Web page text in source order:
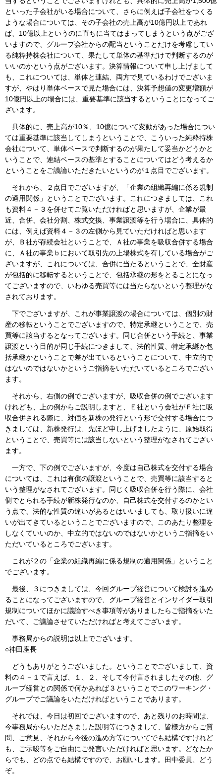
といった子会社がいる場合について、さらに例えば子会社をつくる
ような場合については、その子会社の売上高が10億円以上であれ
ば、10億以上というのに直ちに当てはまってしまうという点がござ
いますので、グループ会社からの配当ということだけを考慮してい
る純粋持株会社について、果たして単体の基準だけで判断するのが
いいのかという点がございます。決算情報について申し上げまして
も、これについては、単体と連結、両方で見ているわけでございま
すが、やはり単体ベースで見た場合には、決算予想値の変更増額が
10億円以上の場合には、重要基準に該当するということになってご
ざいます。
具体的に、売上高が10％、10億について変動があった場合につい
ては重要基準に該当してしまうということで、こういった純粋持株
会社について、単体ベースで判断するのが果たして妥当かどうかと
いうことで、連結ベースの基準とすることについてはどう考えるか
ということをご議論いただきたいというのが１点目でございます。
それから、２点目でございますが、「企業の組織再編に係る規制
の適用関係」ということでございます。これにつきましては、これ
も資料４－３を併せてご覧いただければと思いますが、企業が最
近、合併、会社分割、株式交換、事業譲渡等を行う場合に、具体的
には、例えば資料４－３の左側から見ていただければと思います
が、Ｂ社が存続会社ということで、Ａ社の事業を吸収合併する場合
に、Ａ社の事業ｂにおいて取引先の上場株式を有している場合がご
ざいますが、これについては、合併に当たるということで、全財産
が包括的に移転するということで、包括承継の形をとることになっ
てございますので、いわゆる売買等には当たらないという整理がな
されております。
下でございますが、これが事業譲渡の場合については、個別の財
産の移転ということでございますので、特定承継ということで、売
買等に該当するとなってございます。同じ合併という手続と、事業
譲渡という目的が同じ手続につきまして、法的性質、特定承継か包
括承継かということで差が出ているということについて、中立的で
はないのではないかというご指摘をいただいているところでござい
ます。
それから、右側の例でございますが、吸収合併の例でございます
けれども、上の例からご説明しますと、Ｅ社という会社がＦ社に吸
収合併される際に、対価を新株の発行という形で交付する場合につ
きましては、新株発行は、先ほど申し上げましたように、原始取得
ということで、売買等には該当しないという整理がなされてござい
ます。
一方で、下の例でございますが、今度は自己株式を交付する場合
については、これは有償の譲渡ということで、売買等に該当すると
いう整理がなされてございます。同じく吸収合併を行う際に、会社
側でとられる手続が新株発行なのか、自己株式を交付するのかとい
う点で、法的な性質の違いがあるとはいいましても、取り扱いに違
いが出てきているということでございますので、このあたり整理を
しなくていいのか、中立的ではないのではないかというご指摘をい
ただいているところでございます。
これが２の「企業の組織再編に係る規制の適用関係」ということ
でございます。
最後、３につきましては、今回グループ経営について検討を進め
ることになってございますので、グループ経営とインサイダー取引
規制についてほかに議論すべき事項等がありましたらご指摘をいた
だいて、ご議論させていただければと考えてございます。
事務局からの説明は以上でございます。
○神田座長
どうもありがとうございました。ということでございまして、資
料の４－１で言えば、１、２、そして今付言されましたその他、グ
ループ経営との関係で何かあれば３ということでこのワーキング・
グループでご議論をいただければということであります。
それでは、今日は初回でございますので、あと残りのお時間は、
今事務局からいただきました説明等につきまして、皆様方からご質
問、ご意見、それから今後の進め方等についてでも結構ですけれど
も、ご示唆等をご自由にご発言いただければと思います。どなたか
らでも、どの点でも結構ですので、お願いします。田中委員、どう
ぞ。